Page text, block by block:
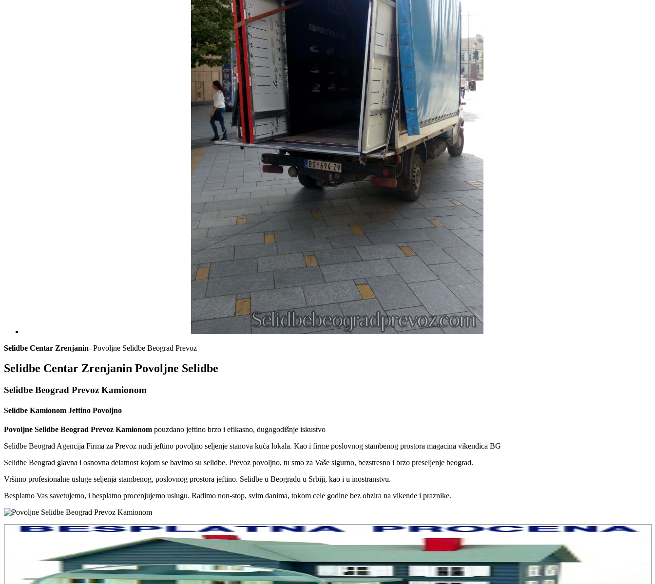
Selidbe Centar Zrenjanin- Povoljne Selidbe Beograd Prevoz
Selidbe Centar Zrenjanin Povoljne Selidbe
Selidbe Beograd Prevoz Kamionom
Selidbe Kamionom Jeftino Povoljno
Povoljne Selidbe Beograd Prevoz Kamionom pouzdano jeftino brzo i efikasno, dugogodišnje iskustvo
Selidbe Beograd Agencija Firma za Prevoz nudi jeftino povoljno seljenje stanova kuća lokala. Kao i firme poslovnog stambenog prostora magacina vikendica BG
Selidbe Beograd glavna i osnovna delatnost kojom se bavimo su selidbe. Prevoz povoljno, tu smo za Vaše sigurno, bezstresno i brzo preseljenje beograd.
Vršimo profesionalne usluge seljenja stambenog, poslovnog prostora jeftino. Selidbe u Beogradu u Srbiji, kao i u inostranstvu.
Besplatno Vas savetujemo, i besplatno procenjujemo uslugu. Radimo non-stop, svim danima, tokom cele godine bez obzira na vikende i praznike.